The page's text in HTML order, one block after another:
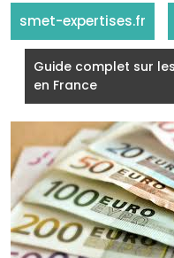
smet-expertises.fr
Guide complet sur
en France